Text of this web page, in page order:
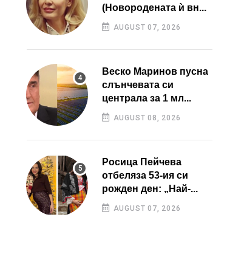
(Новородената ѝ вн...
AUGUST 07, 2026
Веско Маринов пусна
слънчевата си
централа за 1 мл...
AUGUST 08, 2026
Росица Пейчева
отбеляза 53-ия си
рожден ден: „Най-...
AUGUST 07, 2026